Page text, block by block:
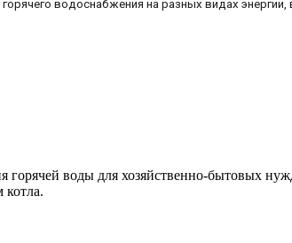
водоснабжения на разных видах
воды для хозяйственно-бытовых
котла.